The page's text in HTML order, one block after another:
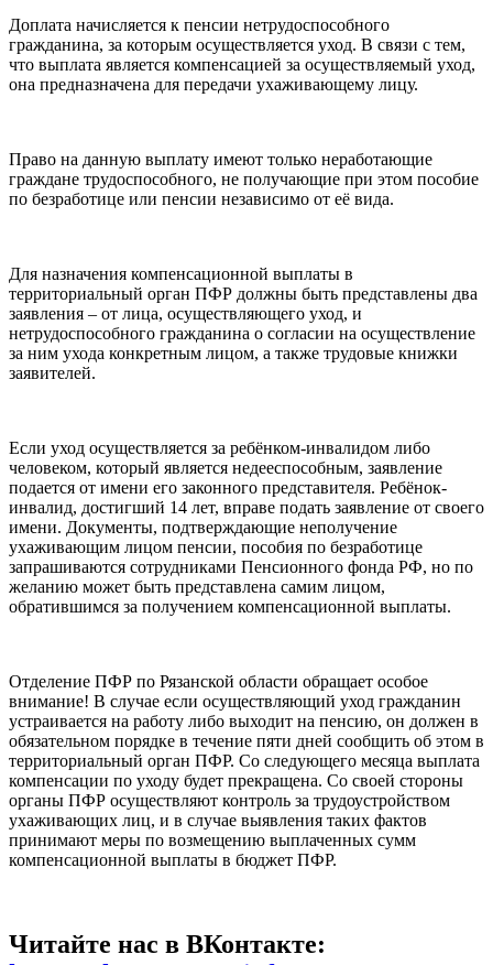
Доплата начисляется к пенсии нетрудоспособного
гражданина, за которым осуществляется уход. В связи с тем,
что выплата является компенсацией за осуществляемый уход,
она предназначена для передачи ухаживающему лицу.
Право на данную выплату имеют только неработающие
граждане трудоспособного, не получающие при этом пособие
по безработице или пенсии независимо от её вида.
Для назначения компенсационной выплаты в
территориальный орган ПФР должны быть представлены два
заявления – от лица, осуществляющего уход, и
нетрудоспособного гражданина о согласии на осуществление
за ним ухода конкретным лицом, а также трудовые книжки
заявителей.
Если уход осуществляется за ребёнком-инвалидом либо
человеком, который является недееспособным, заявление
подается от имени его законного представителя. Ребёнок-
инвалид, достигший 14 лет, вправе подать заявление от своего
имени. Документы, подтверждающие неполучение
ухаживающим лицом пенсии, пособия по безработице
запрашиваются сотрудниками Пенсионного фонда РФ, но по
желанию может быть представлена самим лицом,
обратившимся за получением компенсационной выплаты.
Отделение ПФР по Рязанской области обращает особое
внимание! В случае если осуществляющий уход гражданин
устраивается на работу либо выходит на пенсию, он должен в
обязательном порядке в течение пяти дней сообщить об этом в
территориальный орган ПФР. Со следующего месяца выплата
компенсации по уходу будет прекращена. Со своей стороны
органы ПФР осуществляют контроль за трудоустройством
ухаживающих лиц, и в случае выявления таких фактов
принимают меры по возмещению выплаченных сумм
компенсационной выплаты в бюджет ПФР.
Читайте нас в ВКонтакте: